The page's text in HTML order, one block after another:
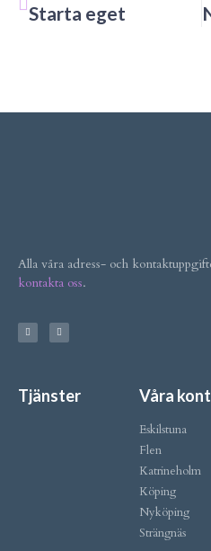
Starta eget
Alla våra adress- och
kontakta oss.
Tjänster Våra
Eskilstuna
Flen
Katrineholm
Köping
Nyköping
Strängnäs